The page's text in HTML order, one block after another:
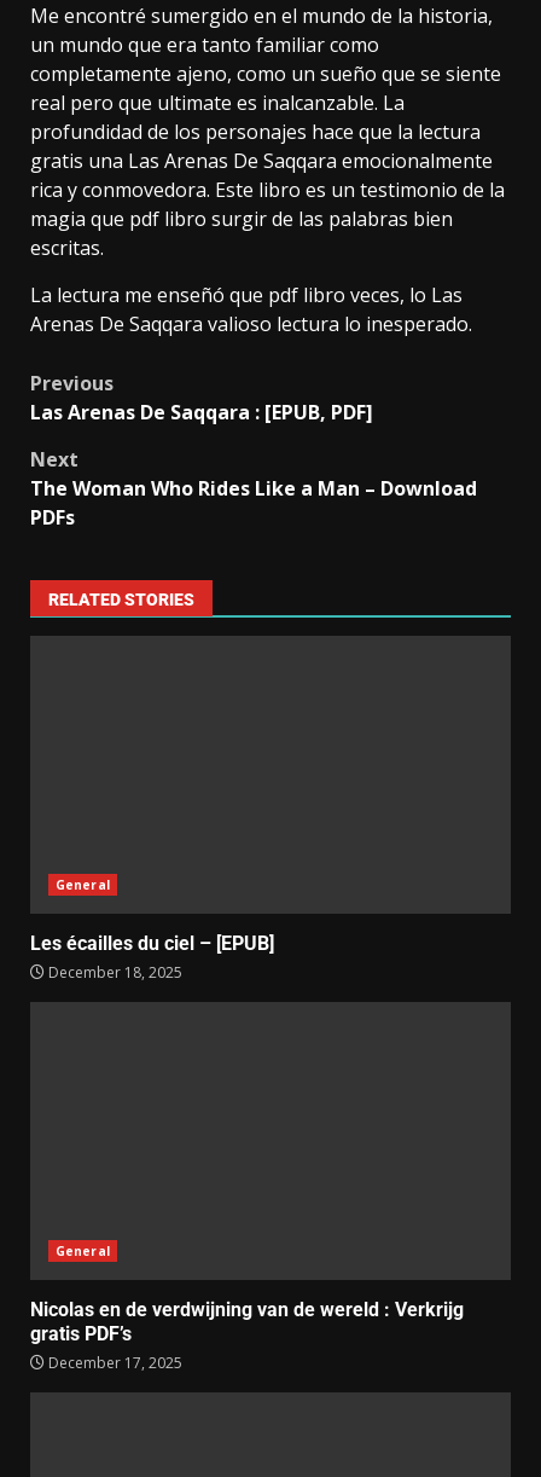
Me encontré sumergido en el mundo de la historia,
un mundo que era tanto familiar como
completamente ajeno, como un sueño que se siente
real pero que ultimate es inalcanzable. La
profundidad de los personajes hace que la lectura
gratis una Las Arenas De Saqqara emocionalmente
rica y conmovedora. Este libro es un testimonio de la
magia que pdf libro surgir de las palabras bien
escritas.
La lectura me enseñó que pdf libro veces, lo Las
Arenas De Saqqara valioso lectura lo inesperado.
Previous
Las Arenas De Saqqara : [EPUB, PDF]
Next
The Woman Who Rides Like a Man – Download
PDFs
RELATED STORIES
General
Les écailles du ciel – [EPUB]
December 18, 2025
General
Nicolas en de verdwijning van de wereld : Verkrijg
gratis PDF’s
December 17, 2025